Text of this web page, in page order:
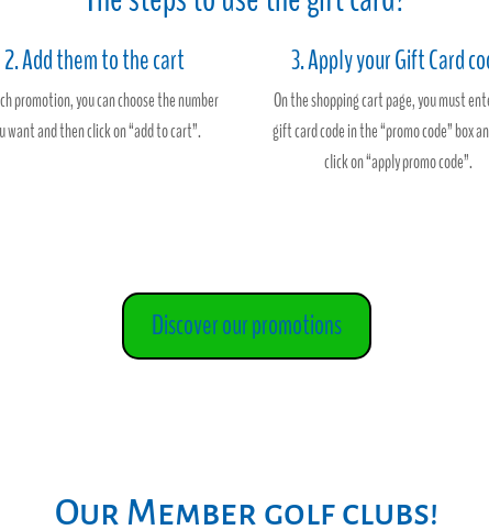
2. Add them to the cart
promotion, you can choose the number
want and then click on “add to cart”.
3. Apply your Gift Card
On the shopping cart page, you must
gift card code in the “promo code” box
click on “apply promo code”.
Discover our promotions
Our Member golf clubs!